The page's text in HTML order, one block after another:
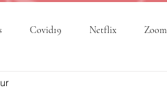
Covid19 Netflix Zoom
Para